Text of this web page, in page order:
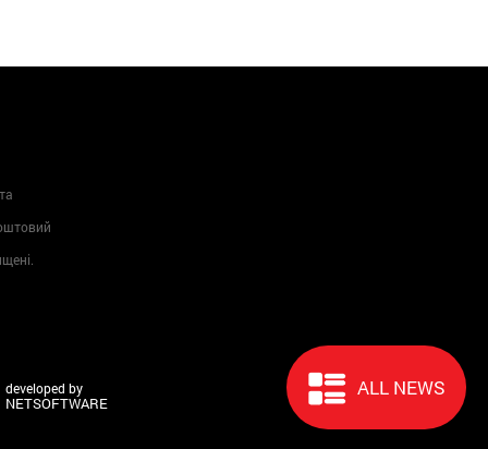
ALL NEWS
developed by
NETSOFTWARE